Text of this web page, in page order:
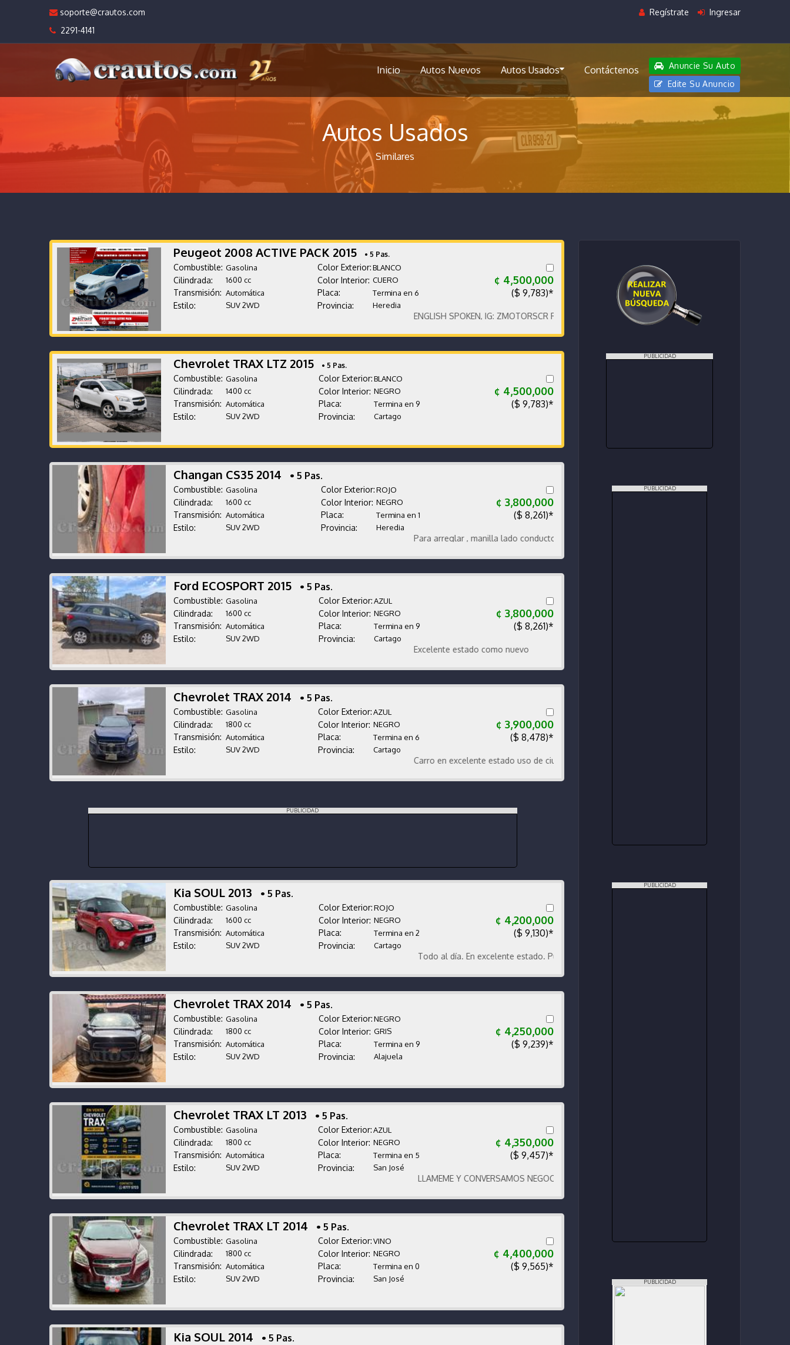
soporte@crautos.com
2291-4141
Regístrate Ingresar
Inicio Autos Nuevos Autos Usados Contáctenos
Anuncie Su Auto
Edite Su Anuncio
Autos Usados
Similares
Peugeot 2008 ACTIVE PACK 2015 • 5 Pas.
Combustible: Gasolina Color Exterior:BLANCO
¢ 4,500,000
($ 9,783)*
Cilindrada: 1600 cc Color Interior: CUERO
Transmisión: Automática Placa: Termina en 6
Estilo: SUV 2WD Provincia: Heredia
ENGLISH SPOKEN, IG: ZMOTORSCR FB: Z MOTORS. Contáctenos x WhatsApp.
Chevrolet TRAX LTZ 2015 • 5 Pas.
Combustible: Gasolina Color Exterior:BLANCO
¢ 4,500,000
($ 9,783)*
Cilindrada: 1400 cc Color Interior: NEGRO
Transmisión: Automática Placa: Termina en 9
Estilo: SUV 2WD Provincia: Cartago
Changan CS35 2014 • 5 Pas.
Combustible: Gasolina Color Exterior:ROJO
¢ 3,800,000
($ 8,261)*
Cilindrada: 1600 cc Color Interior: NEGRO
Transmisión: Automática Placa: Termina en 1
Estilo: SUV 2WD Provincia: Heredia
Para arreglar , manilla lado conductor y un rayón puerta trasera derecha .
Ford ECOSPORT 2015 • 5 Pas.
Combustible: Gasolina Color Exterior:AZUL
¢ 3,800,000
($ 8,261)*
Cilindrada: 1600 cc Color Interior: NEGRO
Transmisión: Automática Placa: Termina en 9
Estilo: SUV 2WD Provincia: Cartago
Excelente estado como nuevo
Chevrolet TRAX 2014 • 5 Pas.
Combustible: Gasolina Color Exterior:AZUL
¢ 3,900,000
($ 8,478)*
Cilindrada: 1800 cc Color Interior: NEGRO
Transmisión: Automática Placa: Termina en 6
Estilo: SUV 2WD Provincia: Cartago
Carro en excelente estado uso de ciudad. Una sola dueña.
PUBLICIDAD
Kia SOUL 2013 • 5 Pas.
Combustible: Gasolina Color Exterior:ROJO
¢ 4,200,000
($ 9,130)*
Cilindrada: 1600 cc Color Interior: NEGRO
Transmisión: Automática Placa: Termina en 2
Estilo: SUV 2WD Provincia: Cartago
Todo al día. En excelente estado. Puedo recibir y financiar.
Chevrolet TRAX 2014 • 5 Pas.
Combustible: Gasolina Color Exterior:NEGRO
¢ 4,250,000
($ 9,239)*
Cilindrada: 1800 cc Color Interior: GRIS
Transmisión: Automática Placa: Termina en 9
Estilo: SUV 2WD Provincia: Alajuela
Chevrolet TRAX LT 2013 • 5 Pas.
Combustible: Gasolina Color Exterior:AZUL
¢ 4,350,000
($ 9,457)*
Cilindrada: 1800 cc Color Interior: NEGRO
Transmisión: Automática Placa: Termina en 5
Estilo: SUV 2WD Provincia: San José
LLAMEME Y CONVERSAMOS NEGOCIABLE
Chevrolet TRAX LT 2014 • 5 Pas.
Combustible: Gasolina Color Exterior:VINO
¢ 4,400,000
($ 9,565)*
Cilindrada: 1800 cc Color Interior: NEGRO
Transmisión: Automática Placa: Termina en 0
Estilo: SUV 2WD Provincia: San José
Kia SOUL 2014 • 5 Pas.
PUBLICIDAD
PUBLICIDAD
PUBLICIDAD
PUBLICIDAD